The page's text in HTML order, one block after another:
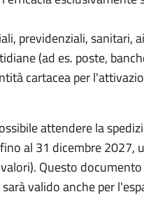
previdenziali, sanitari,
(ad es. poste,
cartacea per
attendere la
al 31 dicembre 2027,
Questo
valido anche per